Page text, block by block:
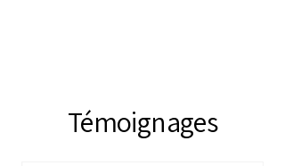
Témoignages